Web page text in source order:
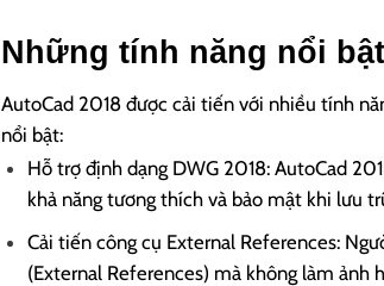
Những tính năng nổi
AutoCad 2018 được cải tiến với nhiều tính
nổi bật:
Hỗ trợ định dạng DWG 2018: AutoCad
khả năng tương thích và bảo mật khi lưu
Cải tiến công cụ External References:
(External References) mà không làm ảnh